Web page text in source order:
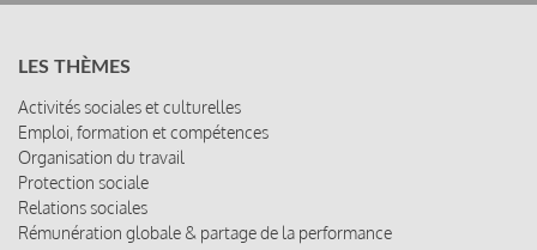
LES THÈMES
Activités sociales et culturelles
Emploi, formation et compétences
Organisation du travail
Protection sociale
Relations sociales
Rémunération globale & partage de la performance